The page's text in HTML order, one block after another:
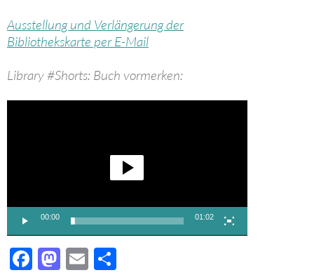
Ausstellung und Verlängerung der
Bibliothekskarte per E-Mail
Library #Shorts: Buch vormerken:
00:00 01:02
F
M E